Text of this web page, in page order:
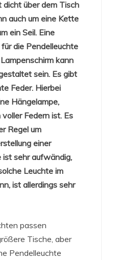
dicht über dem Tisch
auch um eine Kette
ein Seil. Eine
die Pendelleuchte
kann
sein. Es gibt
Feder. Hierbei
Hängelampe,
Federn ist. Es
Regel um
einer
ist sehr aufwändig,
Leuchte im
ist allerdings sehr
passen
Tische, aber
Pendelleuchte